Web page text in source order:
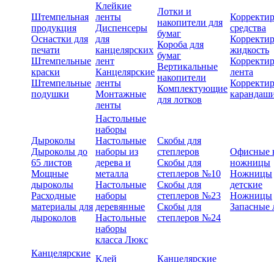
Штемпельная
продукция
Оснастки для
печати
Штемпельные
краски
Штемпельные
подушки
Клейкие
ленты
Диспенсеры
для
канцелярских
лент
Канцелярские
ленты
Монтажные
ленты
Лотки и
накопители для
бумаг
Короба для
бумаг
Вертикальные
накопители
Комплектующие
для лотков
средства
жидкость
лента
Дыроколы
Дыроколы до
65 листов
Мощные
дыроколы
Расходные
материалы для
дыроколов
Настольные
наборы
Настольные
наборы из
дерева и
металла
Настольные
наборы
деревянные
Настольные
наборы
класса Люкс
Скобы для
степлеров
Скобы для
степлеров №10
Скобы для
степлеров №23
Скобы для
степлеров №24
Офисные
ножницы
Ножницы
детские
Ножницы
Запасные
Канцелярские
Клей
Канцелярские